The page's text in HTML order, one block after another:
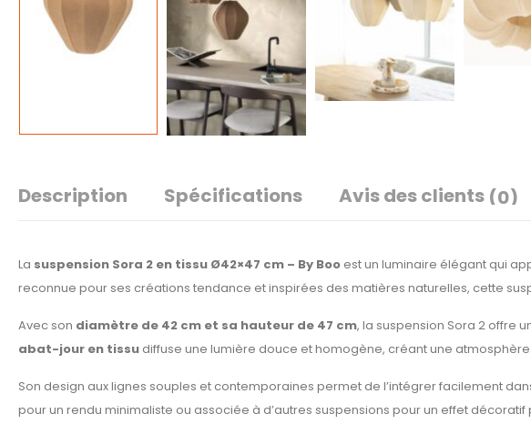
Description Spécifications Avis des clients (0)
La suspension Sora 2 en tissu Ø42×47 cm – By Boo est un luminaire élégant qui
reconnue pour ses créations tendance et inspirées des matières naturelles, cette
Avec son diamètre de 42 cm et sa hauteur de 47 cm, la suspension Sora 2 offre
abat-jour en tissu diffuse une lumière douce et homogène, créant une
Son design aux lignes souples et contemporaines permet de l’intégrer facilement
pour un rendu minimaliste ou associée à d’autres suspensions pour un effet décoratif